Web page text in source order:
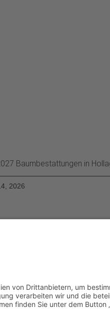
Baumbestattungen in
2026